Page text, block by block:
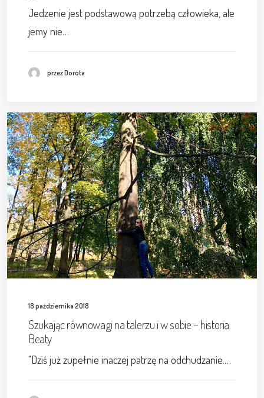
Jedzenie jest podstawową potrzebą człowieka, ale
jemy nie…
przez Dorota
18 października 2018
Szukając równowagi na talerzu i w sobie – historia
Beaty
"Dziś już zupełnie inaczej patrzę na odchudzanie.…